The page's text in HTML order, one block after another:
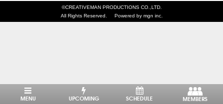
©CREATIVEMAN PRODUCTIONS CO.,LTD.
All Rights Reserved.
Powered by mgn inc.
MENU UPCOMING SCHEDULE MEMBERS